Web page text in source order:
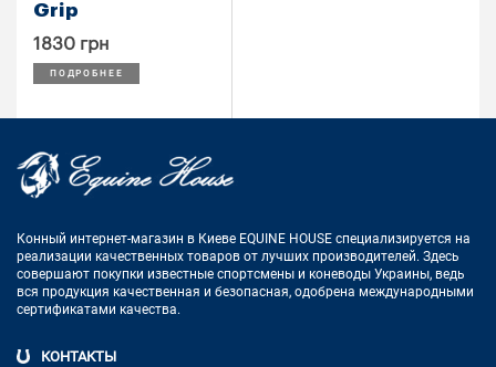
Grip
1830 грн
ПОДРОБНЕЕ
Конный интернет-магазин в Киеве EQUINE HOUSE специализируется на
реализации качественных товаров от лучших производителей. Здесь
совершают покупки известные спортсмены и коневоды Украины, ведь
вся продукция качественная и безопасная, одобрена международными
сертификатами качества.
КОНТАКТЫ